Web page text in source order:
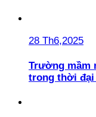
28 Th6,2025
Trường mầm
trong thời đại